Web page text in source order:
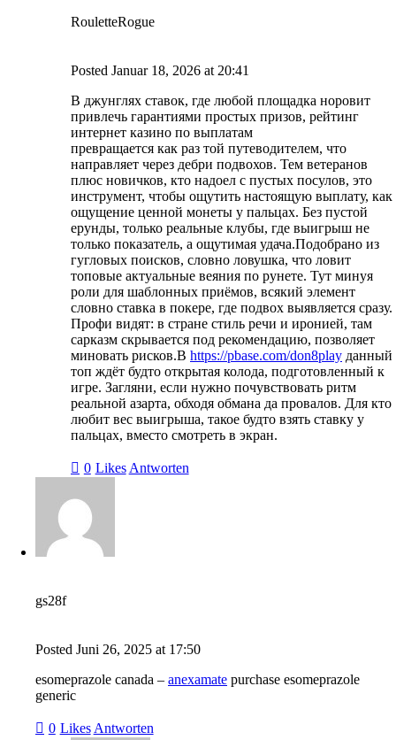
RouletteRogue
Posted Januar 18, 2026 at 20:41
В джунглях ставок, где любой площадка норовит
привлечь гарантиями простых призов, рейтинг
интернет казино по выплатам
превращается как раз той путеводителем, что
направляет через дебри подвохов. Тем ветеранов
плюс новичков, кто надоел с пустых посулов, это
инструмент, чтобы ощутить настоящую выплату, как
ощущение ценной монеты у пальцах. Без пустой
ерунды, только реальные клубы, где выигрыш не
только показатель, а ощутимая удача.Подобрано из
гугловых поисков, словно ловушка, что ловит
топовые актуальные веяния по рунете. Тут минуя
роли для шаблонных приёмов, всякий элемент
словно ставка в покере, где подвох выявляется сразу.
Профи видят: в стране стиль речи и иронией, там
сарказм скрывается под рекомендацию, позволяет
миновать рисков.В https://pbase.com/don8play данный
топ ждёт будто открытая колода, подготовленный к
игре. Загляни, если нужно почувствовать ритм
реальной азарта, обходя обмана да провалов. Для кто
любит вес выигрыша, такое будто взять ставку у
пальцах, вместо смотреть в экран.
0 Likes Antworten
gs28f
Posted Juni 26, 2025 at 17:50
esomeprazole canada – anexamate purchase esomeprazole
generic
0 Likes Antworten